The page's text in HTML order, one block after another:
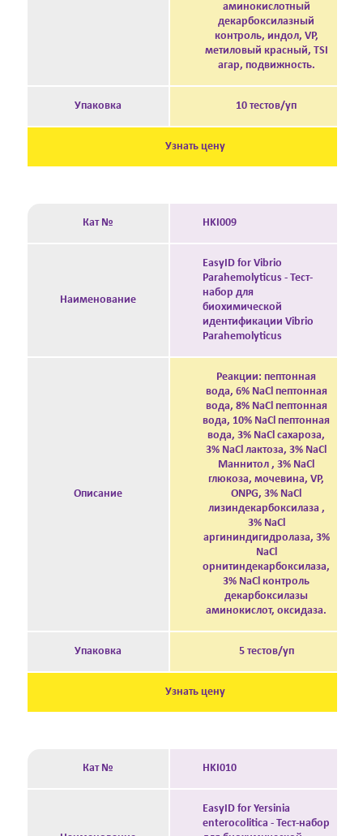
аминокислотный
декарбоксилазный
контроль, индол, VP,
метиловый красный, TSI
агар, подвижность.
Упаковка 10 тестов/уп
Узнать цену
Кат № HKI009
Наименование
EasyID for Vibrio
Parahemolyticus - Тест-
набор для
биохимической
идентификации Vibrio
Parahemolyticus
Описание
Реакции: пептонная
вода, 6% NaCl пептонная
вода, 8% NaCl пептонная
вода, 10% NaCl пептонная
вода, 3% NaCl сахароза,
3% NaCl лактоза, 3% NaCl
Маннитол , 3% NaCl
глюкоза, мочевина, VP,
ONPG, 3% NaCl
лизиндекарбоксилаза ,
3% NaCl
аргининдигидролаза, 3%
NaCl
орнитиндекарбоксилаза,
3% NaCl контроль
декарбоксилазы
аминокислот, оксидаза.
Упаковка 5 тестов/уп
Узнать цену
Кат № HKI010
EasyID for Yersinia
enterocolitica - Тест-набор